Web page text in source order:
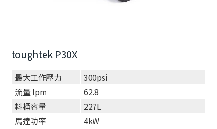
toughtek P30X
最大工作壓力
300psi
流量 lpm
62.8
料桶容量
227L
馬達功率
4kW